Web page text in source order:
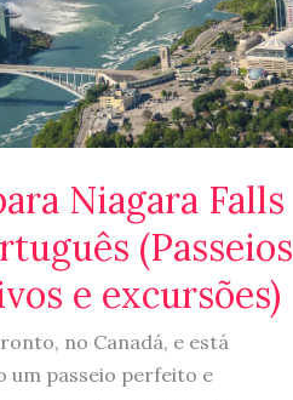
Niagara Falls
(Passeios
e excursões)
no Canadá, e está
um passeio perfeito e